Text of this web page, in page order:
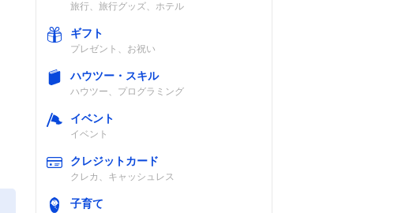
旅行、旅行グッズ、ホテル
ギフト
プレゼント、お祝い
ハウツー・スキル
ハウツー、プログラミング
イベント
イベント
クレジットカード
クレカ、キャッシュレス
子育て